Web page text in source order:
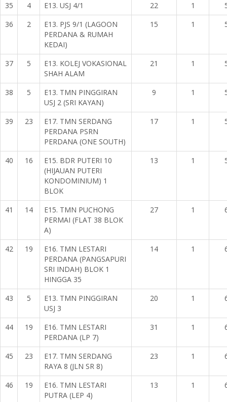
35 4 E13. USJ 4/1 22 1
36
2
E13. PJS 9/1 (LAGOON
PERDANA & RUMAH
KEDAI)
15 1
37 5
E13. KOLEJ VOKASIONAL
SHAH ALAM
21 1
38 5
E13. TMN PINGGIRAN
USJ 2 (SRI KAYAN)
9 1
39 23
E17. TMN SERDANG
PERDANA PSRN
PERDANA (ONE SOUTH)
17 1
40 16
E15. BDR PUTERI 10
(HIJAUAN PUTERI
KONDOMINIUM) 1
BLOK
13 1
41 14
E15. TMN PUCHONG
PERMAI (FLAT 38 BLOK
A)
27 1
42 19
E16. TMN LESTARI
PERDANA (PANGSAPURI
SRI INDAH) BLOK 1
HINGGA 35
14 1
43 5
E13. TMN PINGGIRAN
USJ 3
20 1
44 19
E16. TMN LESTARI
PERDANA (LP 7)
31 1
45 23
E17. TMN SERDANG
RAYA 8 (JLN SR 8)
23 1
46 19
E16. TMN LESTARI
PUTRA (LEP 4)
13 1